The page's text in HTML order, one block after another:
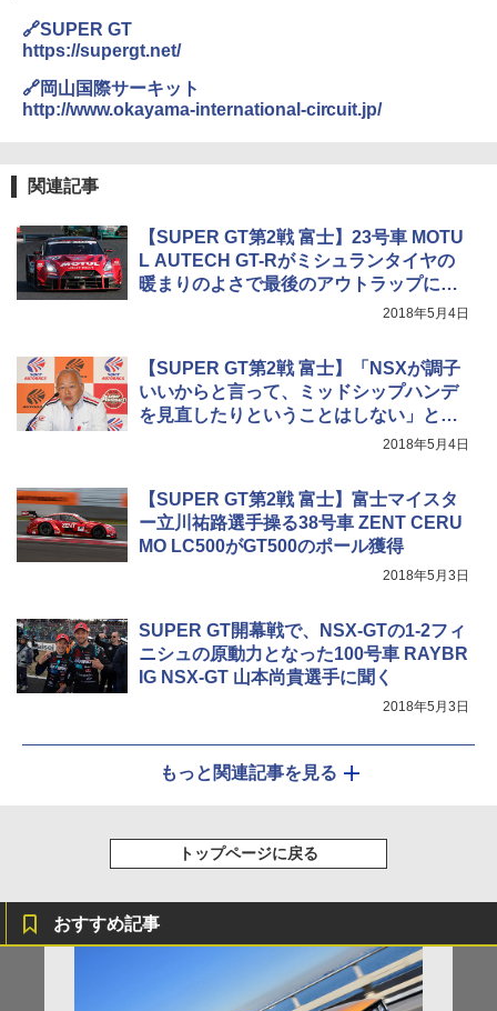
🔗SUPER GT
https://supergt.net/
🔗岡山国際サーキット
http://www.okayama-international-circuit.jp/
関連記事
【SUPER GT第2戦 富士】23号車 MOTU
L AUTECH GT-Rがミシュランタイヤの
暖まりのよさで最後のアウトラップに大
2018年5月4日
【SUPER GT第2戦 富士】「NSXが調子
いいからと言って、ミッドシップハンデ
を見直したりということはしない」とGT
2018年5月4日
【SUPER GT第2戦 富士】富士マイスタ
ー立川祐路選手操る38号車 ZENT CERU
MO LC500がGT500のポール獲得
2018年5月3日
SUPER GT開幕戦で、NSX-GTの1-2フィ
ニシュの原動力となった100号車 RAYBR
IG NSX-GT 山本尚貴選手に聞く
2018年5月3日
もっと関連記事を見る
トップページに戻る
おすすめ記事